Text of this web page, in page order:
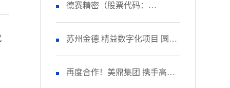
德赛精密（股票代码：
SZ000049） 正式启动 管理升级
&精益注塑项目！
苏州金德 精益数字化项目 圆满
收官
再度合作！美鼎集团 携手高胜